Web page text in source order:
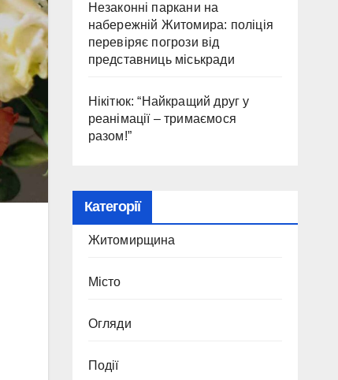
Незаконні паркани на
набережній Житомира: поліція
перевіряє погрози від
представниць міськради
Нікітюк: “Найкращий друг у
реанімації – тримаємося
разом!”
Категорії
Житомирщина
Місто
Огляди
Події